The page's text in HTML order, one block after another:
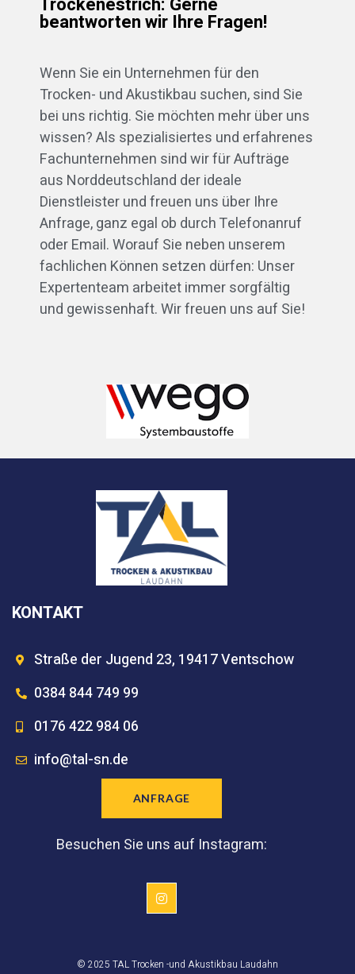
beantworten wir Ihre Fragen!
Wenn Sie ein Unternehmen für den
Trocken- und Akustikbau suchen, sind Sie
bei uns richtig. Sie möchten mehr über uns
wissen? Als spezialisiertes und erfahrenes
Fachunternehmen sind wir für Aufträge
aus Norddeutschland der ideale
Dienstleister und freuen uns über Ihre
Anfrage, ganz egal ob durch Telefonanruf
oder Email. Worauf Sie neben unserem
fachlichen Können setzen dürfen: Unser
Expertenteam arbeitet immer sorgfältig
und gewissenhaft. Wir freuen uns auf Sie!
KONTAKT
Straße der Jugend 23, 19417 Ventschow
0384 844 749 99
0176 422 984 06
info@tal-sn.de
ANFRAGE
Besuchen Sie uns auf Instagram:
© 2025 TAL Trocken -und Akustikbau Laudahn